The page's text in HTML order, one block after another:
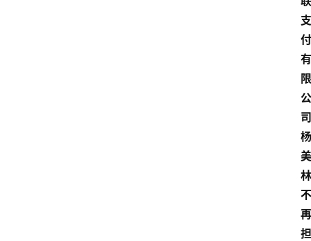
支
付
有
限
公
司
杨
美
林
不
再
担